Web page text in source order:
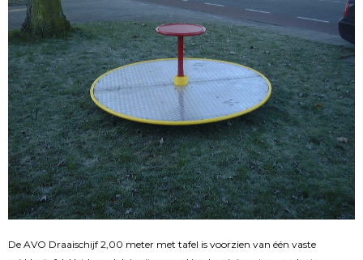
De AVO Draaischijf 2,00 meter met tafel is voorzien van één vaste